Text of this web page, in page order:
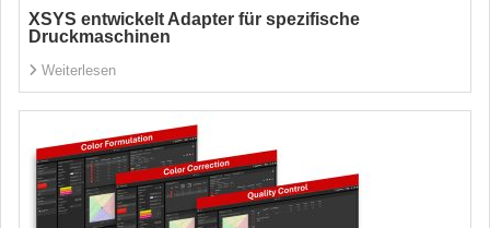
XSYS entwickelt Adapter für spezifische
Druckmaschinen
Weiterlesen